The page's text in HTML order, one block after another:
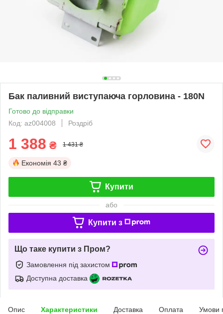
Бак паливний виступаюча горловина - 180N
Готово до відправки
Код: az004008
Роздріб
1 388 ₴ 1 431 ₴
Економія 43 ₴
Купити
або
Купити з
Що таке купити з Пром?
Замовлення під захистом
Доступна доставка
Опис Характеристики Доставка Оплата Умови